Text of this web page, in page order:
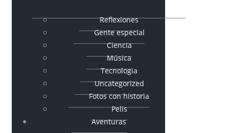
Reflexiones
Gente especial
Ciencia
Música
Tecnologia
Uncategorized
Fotos con historia
Pelis
Aventuras